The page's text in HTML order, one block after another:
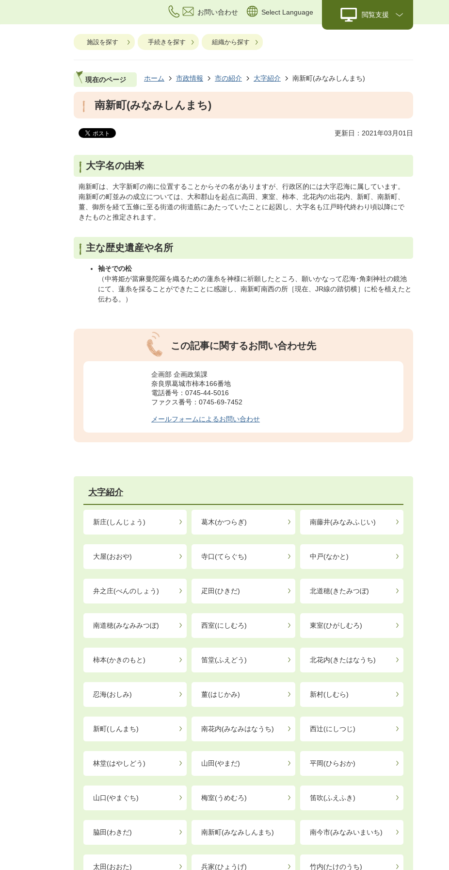
お問い合わせ Select Language 閲覧支援
施設を探す 手続きを探す 組織から探す
現在のページ ホーム 市政情報 市の紹介 大字紹介 南新町(みなみしんまち)
南新町(みなみしんまち)
更新日：2021年03月01日
大字名の由来
南新町は、大字新町の南に位置することからその名がありますが、行政区的には大字忍海に属しています。
南新町の町並みの成立については、大和郡山を起点に高田、東室、柿本、北花内の出花内、新町、南新町、
薑、御所を経て五條に至る街道の街道筋にあたっていたことに起因し、大字名も江戸時代終わり頃以降にで
きたものと推定されます。
主な歴史遺産や名所
袖そでの松
（中将姫が當麻曼陀羅を織るための蓮糸を神様に祈願したところ、願いかなって忍海･角刺神社の鏡池
にて、蓮糸を採ることができたことに感謝し、南新町南西の所［現在、JR線の踏切横］に松を植えたと
伝わる。）
この記事に関するお問い合わせ先
企画部 企画政策課
奈良県葛城市柿本166番地
電話番号：0745-44-5016
ファクス番号：0745-69-7452
メールフォームによるお問い合わせ
大字紹介
新庄(しんじょう) 葛木(かつらぎ) 南藤井(みなみふじい)
大屋(おおや) 寺口(てらぐち) 中戸(なかと)
弁之庄(べんのしょう) 疋田(ひきだ) 北道穂(きたみつぼ)
南道穂(みなみみつぼ) 西室(にしむろ) 東室(ひがしむろ)
柿本(かきのもと) 笛堂(ふえどう) 北花内(きたはなうち)
忍海(おしみ) 薑(はじかみ) 新村(しむら)
新町(しんまち) 南花内(みなみはなうち) 西辻(にしつじ)
林堂(はやしどう) 山田(やまだ) 平岡(ひらおか)
山口(やまぐち) 梅室(うめむろ) 笛吹(ふえふき)
脇田(わきだ) 南新町(みなみしんまち) 南今市(みなみいまいち)
太田(おおた) 兵家(ひょうげ) 竹内(たけのうち)